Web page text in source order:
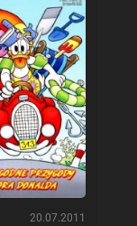
20.07.2011